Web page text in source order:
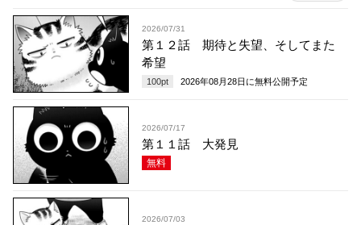
2026/07/31
第１２話 期待と失望、そしてまた
希望
100pt 2026年08月28日 に無料公開予定
2026/07/17
第１１話 大発見
無料
2026/07/03